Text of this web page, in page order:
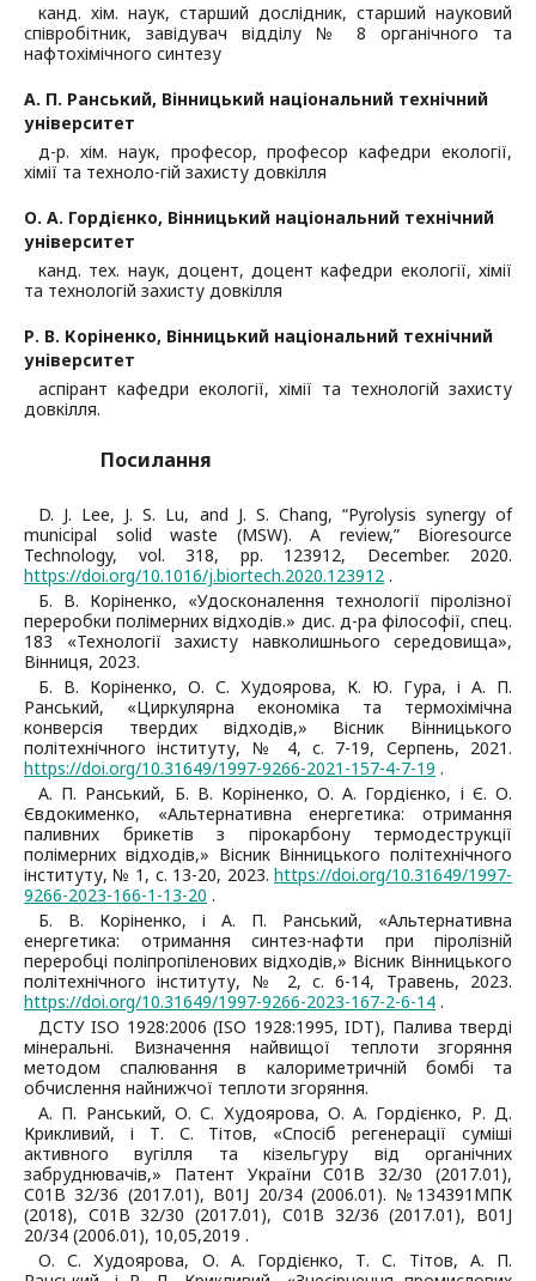
канд. хім. наук, старший дослідник, старший науковий
співробітник, завідувач відділу № 8 органічного та
нафтохімічного синтезу
А. П. Ранський, Вінницький національний технічний
університет
д-р. хім. наук, професор, професор кафедри екології,
хімії та техноло-гій захисту довкілля
О. А. Гордієнко, Вінницький національний технічний
університет
канд. тех. наук, доцент, доцент кафедри екології, хімії
та технологій захисту довкілля
Р. В. Коріненко, Вінницький національний технічний
університет
аспірант кафедри екології, хімії та технологій захисту
довкілля.
Посилання
D. J. Lee, J. S. Lu, and J. S. Chang, “Pyrolysis synergy of
municipal solid waste (MSW). A review,” Bioresource
Technology, vol. 318, pp. 123912, December. 2020.
https://doi.org/10.1016/j.biortech.2020.123912 .
Б. В. Коріненко, «Удосконалення технології піролізної
переробки полімерних відходів.» дис. д-ра філософії, спец.
183 «Технології захисту навколишнього середовища»,
Вінниця, 2023.
Б. В. Коріненко, О. С. Худоярова, К. Ю. Гура, і А. П.
Ранський, «Циркулярна економіка та термохімічна
конверсія твердих відходів,» Вісник Вінницького
політехнічного інституту, № 4, с. 7-19, Серпень, 2021.
https://doi.org/10.31649/1997-9266-2021-157-4-7-19 .
А. П. Ранський, Б. В. Коріненко, О. А. Гордієнко, і Є. О.
Євдокименко, «Альтернативна енергетика: отримання
паливних брикетів з пірокарбону термодеструкції
полімерних відходів,» Вісник Вінницького політехнічного
інституту, № 1, с. 13-20, 2023. https://doi.org/10.31649/1997-
9266-2023-166-1-13-20 .
Б. В. Коріненко, і А. П. Ранський, «Альтернативна
енергетика: отримання синтез-нафти при піролізній
переробці поліпропіленових відходів,» Вісник Вінницького
політехнічного інституту, № 2, с. 6-14, Травень, 2023.
https://doi.org/10.31649/1997-9266-2023-167-2-6-14 .
ДСТУ ISO 1928:2006 (ISO 1928:1995, IDT), Палива тверді
мінеральні. Визначення найвищої теплоти згоряння
методом спалювання в калориметричній бомбі та
обчислення найнижчої теплоти згоряння.
А. П. Ранський, О. С. Худоярова, О. А. Гордієнко, Р. Д.
Крикливий, і Т. С. Тітов, «Спосіб регенерації суміші
активного вугілля та кізельгуру від органічних
забруднювачів,» Патент України С01В 32/30 (2017.01),
С01В 32/36 (2017.01), В01J 20/34 (2006.01). №134391МПК
(2018), С01В 32/30 (2017.01), С01В 32/36 (2017.01), В01J
20/34 (2006.01), 10,05,2019 .
О. С. Худоярова, О. А. Гордієнко, Т. С. Тітов, А. П.